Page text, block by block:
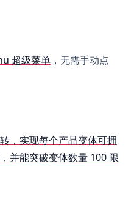
超级菜单 ，无需手动点
，实现每个产品变体可拥
并能突破变体数量 100 限